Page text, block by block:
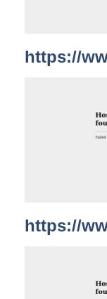
https://
https://